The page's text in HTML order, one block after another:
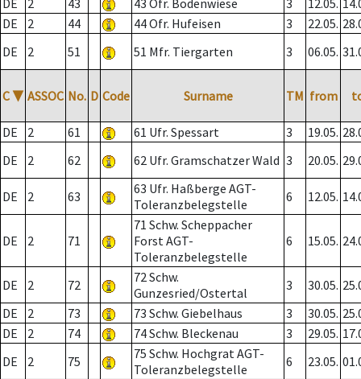
DE
2 43 43 Ofr. Bodenwiese 3 12.05.
DE
2 44 44 Ofr. Hufeisen 3 22.05.
DE
2 51 51 Mfr. Tiergarten 3 06.05.
C ▼ ASSOC No. D Code Surname TM from
DE 2 61 61 Ufr. Spessart 3 19.05.
DE
2 62 62 Ufr. Gramschatzer Wald 3 20.05.
DE 2 63
63 Ufr. Haßberge AGT-
Toleranzbelegstelle
6 12.05.
DE 2 71
71 Schw. Scheppacher
Forst AGT-
Toleranzbelegstelle
6 15.05.
DE 2 72
72 Schw.
Gunzesried/Ostertal
3 30.05.
DE
2 73 73 Schw. Giebelhaus 3 30.05.
DE
2 74 74 Schw. Bleckenau 3 29.05.
DE
2 75
75 Schw. Hochgrat AGT-
Toleranzbelegstelle
6 23.05.